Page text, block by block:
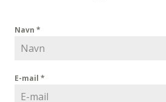
Navn *
E-mail *